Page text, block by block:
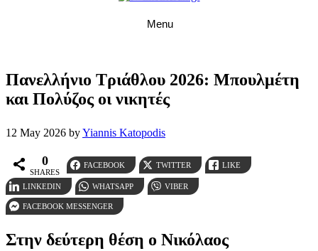
Menu
Πανελλήνιο Τριάθλου 2026: Μπουλμέτη
και Πολύζος οι νικητές
12 May 2026 byYiannis Katopodis
0
SHARES
FACEBOOK TWITTER LIKE
LINKEDIN WHATSAPP VIBER
FACEBOOK MESSENGER
Στην δεύτερη θέση ο Νικόλαος